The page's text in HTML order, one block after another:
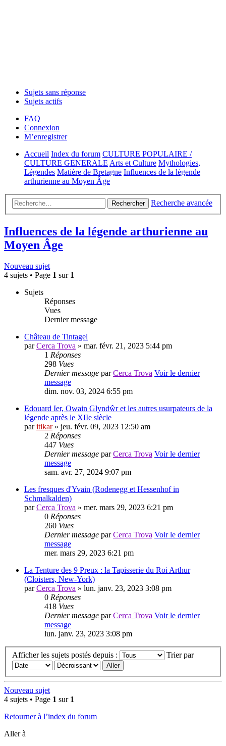
Sujets sans réponse
Sujets actifs
FAQ
Connexion
M’enregistrer
Accueil Index du forum CULTURE POPULAIRE /
CULTURE GENERALE Arts et Culture Mythologies,
Légendes Matière de Bretagne Influences de la légende
arthurienne au Moyen Âge
Rechercher Recherche avancée
Influences de la légende arthurienne au
Moyen Âge
Nouveau sujet
4 sujets • Page 1 sur 1
Sujets
Réponses
Vues
Dernier message
Château de Tintagel
parCerca Trova » mar. févr. 21, 2023 5:44 pm
1 Réponses
298 Vues
Dernier message parCerca Trova Voir le dernier
message
dim. nov. 03, 2024 6:55 pm
Edouard Ier, Owain Glyndŵr et les autres usurpateurs de la
légende après le XIIe siècle
paritikar» jeu. févr. 09, 2023 12:50 am
2 Réponses
447 Vues
Dernier message parCerca Trova Voir le dernier
message
sam. avr. 27, 2024 9:07 pm
Les fresques d'Yvain (Rodenegg et Hessenhof in
Schmalkalden)
parCerca Trova » mer. mars 29, 2023 6:21 pm
0 Réponses
260 Vues
Dernier message parCerca Trova Voir le dernier
message
mer. mars 29, 2023 6:21 pm
La Tenture des 9 Preux : la Tapisserie du Roi Arthur
(Cloisters, New-York)
parCerca Trova » lun. janv. 23, 2023 3:08 pm
0 Réponses
418 Vues
Dernier message parCerca Trova Voir le dernier
message
lun. janv. 23, 2023 3:08 pm
Afficher les sujets postés depuis : Trier par
Nouveau sujet
4 sujets • Page 1 sur 1
Retourner à l’index du forum
Aller à